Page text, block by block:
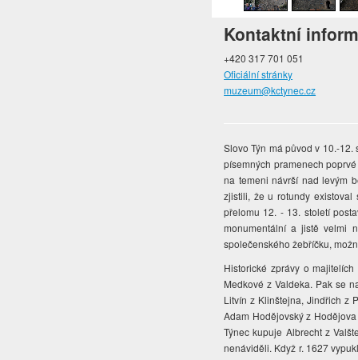
Kontaktní
+420 317 701 051
Oficiální stránky
muzeum@kctynec.cz
Slovo Týn má původ v 10.-
písemných pramenech
na temeni návrší nad levým
zjistili, že u rotundy
přelomu 12. - 13. století
monumentální a jistě velmi
společenského žebříčku,
Historické zprávy o
Medkové z Valdeka. Pak se
Litvín z Klinštejna, Jindřich z
Adam Hodějovský z
Týnec kupuje Albrecht z
nenáviděli. Když r. 1627